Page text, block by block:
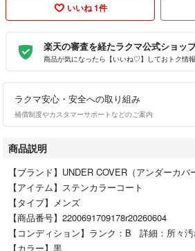
いいね 1件
楽天の審査を経たラクマ公式ショッ
商品が気になったら【いいね♡】しておトク情
ラクマ安心・安全への取り組み
補償制度やカスタマーサポートなどのご案内
商品説明
【ブランド】UNDER COVER（アンダーカバ
【アイテム】ステンカラーコート
【タイプ】メンズ
【商品番号】2200691709178r20260604
【コンディション】ランク：B 詳細：所々汚
【カラー】黒